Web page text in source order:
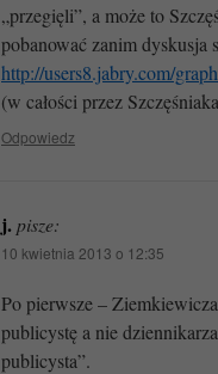
„przegięli”, a może to
pobanować zanim dyskusja
http://users8.jabry.com/
(w całości przez
Odpowiedz
j. pisze:
10 kwietnia 2013 o 12:35
Po pierwsze –
publicystę a nie
publicysta”.